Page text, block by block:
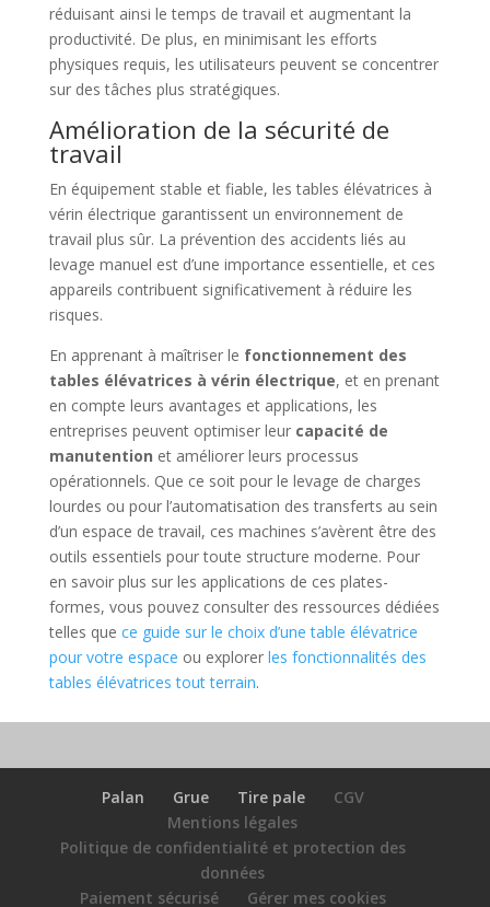
réduisant ainsi le temps de travail et augmentant la
productivité. De plus, en minimisant les efforts
physiques requis, les utilisateurs peuvent se concentrer
sur des tâches plus stratégiques.
Amélioration de la sécurité de
travail
En équipement stable et fiable, les tables élévatrices à
vérin électrique garantissent un environnement de
travail plus sûr. La prévention des accidents liés au
levage manuel est d’une importance essentielle, et ces
appareils contribuent significativement à réduire les
risques.
En apprenant à maîtriser le fonctionnement des
tables élévatrices à vérin électrique, et en prenant
en compte leurs avantages et applications, les
entreprises peuvent optimiser leur capacité de
manutention et améliorer leurs processus
opérationnels. Que ce soit pour le levage de charges
lourdes ou pour l’automatisation des transferts au sein
d’un espace de travail, ces machines s’avèrent être des
outils essentiels pour toute structure moderne. Pour
en savoir plus sur les applications de ces plates-
formes, vous pouvez consulter des ressources dédiées
telles que ce guide sur le choix d’une table élévatrice
pour votre espace ou explorer les fonctionnalités des
tables élévatrices tout terrain.
Palan Grue Tire pale
CGV
Mentions légales
Politique de confidentialité et protection des
données
Paiement sécurisé
Gérer mes cookies